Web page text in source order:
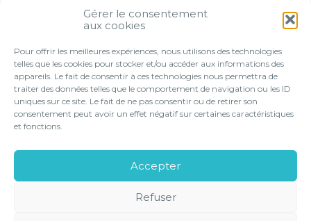
Gérer le consentement
aux cookies
Pour offrir les meilleures expériences, nous utilisons des technologies
telles que les cookies pour stocker et/ou accéder aux informations des
appareils. Le fait de consentir à ces technologies nous permettra de
traiter des données telles que le comportement de navigation ou les ID
uniques sur ce site. Le fait de ne pas consentir ou de retirer son
consentement peut avoir un effet négatif sur certaines caractéristiques
et fonctions.
Accepter
Refuser
Transport fluvial de marchandises : une aide
financière bienvenue
comptent-elles ?
Footer
NOS SOLUTIONS EN LIGNE
LE CABINET
CONTACT